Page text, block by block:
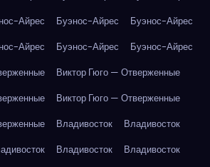
Айрес Буэнос-Айрес
Буэнос-Айрес
Айрес Буэнос-Айрес
Буэнос-Айрес
Виктор Гюго — Отверженные
Виктор Гюго — Отверженные
Владивосток
Владивосток
Владивосток
Владивосток